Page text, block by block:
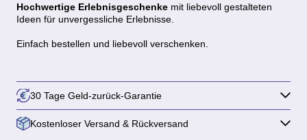
Hochwertige Erlebnisgeschenke mit liebevoll gestalteten
Ideen für unvergessliche Erlebnisse.
Einfach bestellen und liebevoll verschenken.
30 Tage Geld-zurück-Garantie
Kostenloser Versand & Rückversand